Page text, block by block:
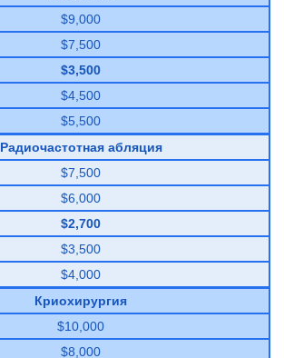
$9,000
$7,500
$3,500
$4,500
$5,500
Радиочастотная абляция
$7,500
$6,000
$2,700
$3,500
$4,000
Криохирургия
$10,000
$8,000